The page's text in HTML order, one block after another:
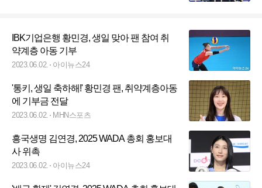
IBK기업은행 황민경, 생일 맞아 팬 참여 취
약계층 아동 기부
2023.06.02. 아이뉴스24
'통키, 생일 축하해!' 황민경 팬, 취약계층아동
에 기부금 전달
2023.06.02. MHN스포츠
흥국생명 김연경, 2025 WADA 총회 홍보대
사 위촉
2023.06.02. 아이뉴스24